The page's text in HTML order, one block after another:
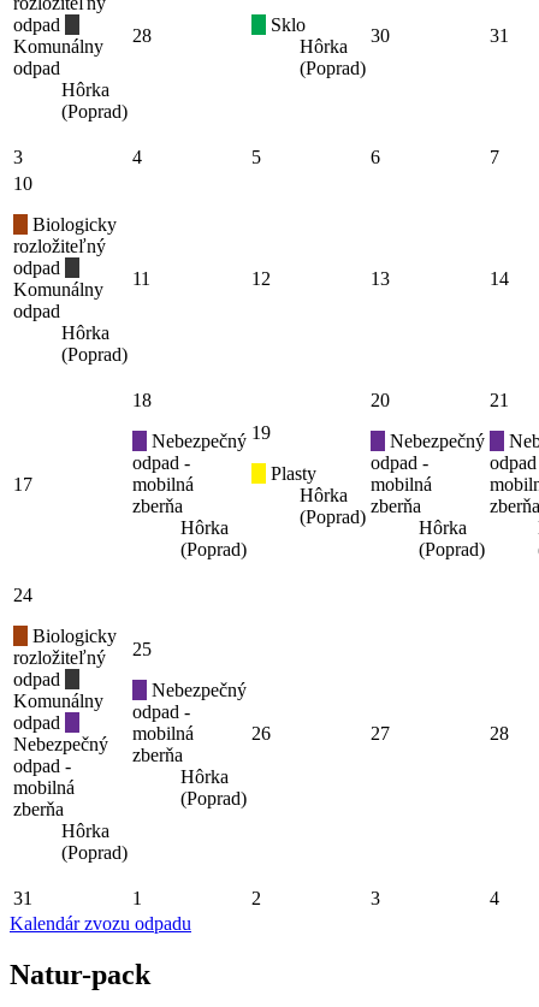
odpad
Komunálny
odpad
Hôrka
(Poprad)
28
Sklo
Hôrka
(Poprad)
30 31
3 4 5 6
7
10
Biologicky
rozložiteľný
odpad
Komunálny
odpad
Hôrka
(Poprad)
11 12 13 14
17
18
Nebezpečný
odpad -
mobilná
zberňa
Hôrka
(Poprad)
19
Plasty
Hôrka
(Poprad)
20
Nebezpečný
odpad -
mobilná
zberňa
Hôrka
(Poprad)
21
zberňa
24
Biologicky
rozložiteľný
odpad
Komunálny
odpad
Nebezpečný
odpad -
mobilná
zberňa
Hôrka
(Poprad)
25
Nebezpečný
odpad -
mobilná
zberňa
Hôrka
(Poprad)
26 27 28
31 1 2 3
4
Kalendár zvozu odpadu
Natur-pack